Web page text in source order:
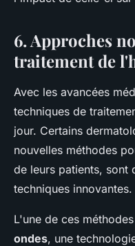
6. Approches
traitement de
Avec les avancées
techniques de
jour. Certains
nouvelles méthodes
de leurs patients, sont
techniques innovantes.
L'une de ces
ondes, une